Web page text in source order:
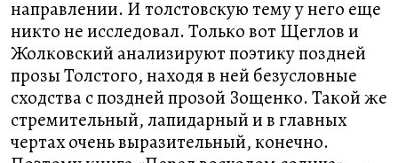
направлении. И толстовскую тему у него еще
никто не исследовал. Только вот Щеглов и
Жолковский анализируют поэтику поздней
прозы Толстого, находя в ней безусловные
сходства с поздней прозой Зощенко. Такой же
стремительный, лапидарный и в главных
чертах очень выразительный, конечно.